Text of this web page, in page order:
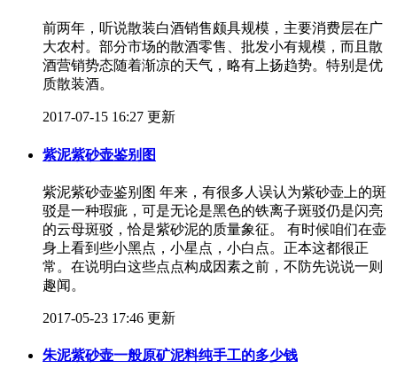
前两年，听说散装白酒销售颇具规模，主要消费层在广
大农村。部分市场的散酒零售、批发小有规模，而且散
酒营销势态随着渐凉的天气，略有上扬趋势。特别是优
质散装酒。
2017-07-15 16:27 更新
紫泥紫砂壶鉴别图
紫泥紫砂壶鉴别图 年来，有很多人误认为紫砂壶上的斑
驳是一种瑕疵，可是无论是黑色的铁离子斑驳仍是闪亮
的云母斑驳，恰是紫砂泥的质量象征。 有时候咱们在壶
身上看到些小黑点，小星点，小白点。正本这都很正
常。在说明白这些点点构成因素之前，不防先说说一则
趣闻。
2017-05-23 17:46 更新
朱泥紫砂壶一般原矿泥料纯手工的多少钱